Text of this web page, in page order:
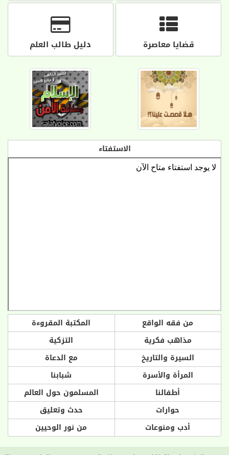
قضايا معاصرة دليل طالب العلم
الاستفتاء
من فقه الواقع
المكتبة المقروءة
مذاهب فكرية
التزكية
السيرة والتاريخ
مع الدعاة
المرأة والأسرة
شبابنا
أطفالنا
المسلمون حول العالم
حوارات
حدث وتعليق
أدب ومنوعات
من نور الوحيين